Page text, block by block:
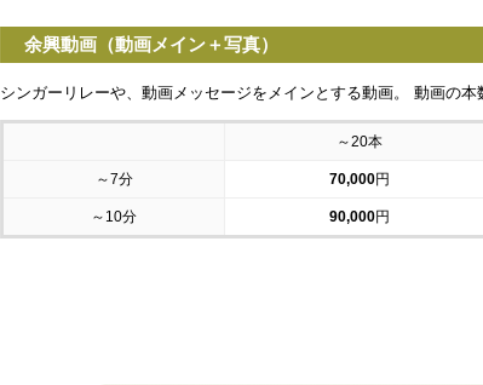
余興動画（動画メイン＋写真）
シンガーリレーや、動画メッセージをメインとする動画。 動画の本
～20本
～7分 70,000円
～10分 90,000円